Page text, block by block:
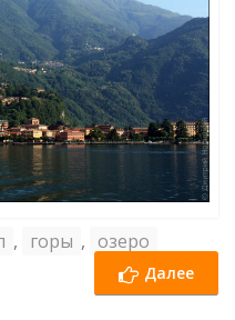
, горы , озеро
Далее